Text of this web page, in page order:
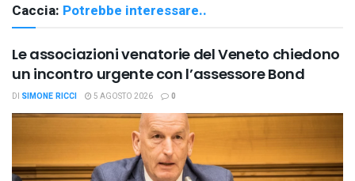
Caccia: Potrebbe interessare..
Le associazioni venatorie del Veneto chiedono
un incontro urgente con l’assessore Bond
DI SIMONE RICCI 5 AGOSTO 2026 0